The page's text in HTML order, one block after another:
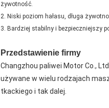
żywotność.
2. Niski poziom hałasu, długa
3. Bardziej stabilny i bezpieczniejszy
Przedstawienie firmy
Changzhou paliwei Motor Co.,
używane w wielu rodzajach
tkackiego i tak dalej.